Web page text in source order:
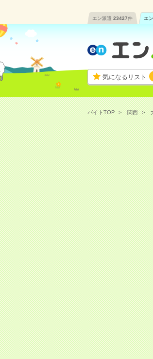
エン派遣 23427件 エ
気になるリスト
バイトTOP 関西